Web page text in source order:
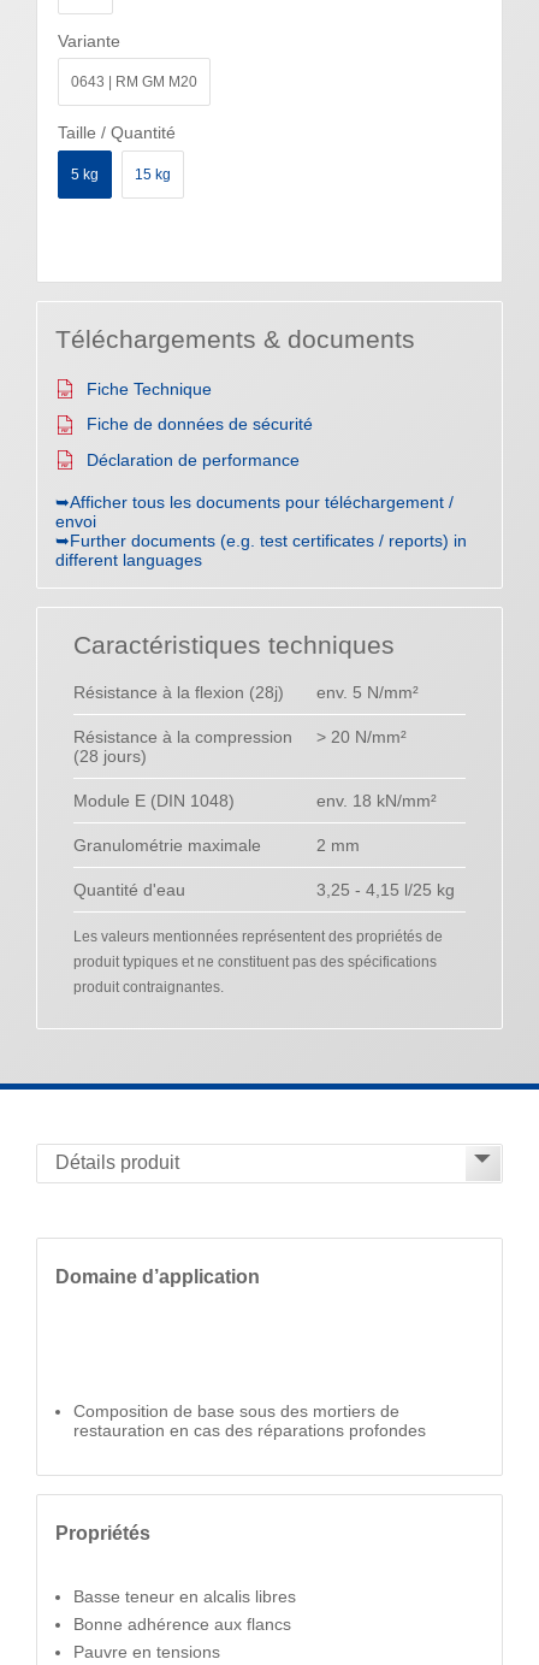
Variante
0643 | RM GM M20
Taille / Quantité
5 kg 15 kg
Téléchargements & documents
Fiche Technique
Fiche de données de sécurité
Déclaration de performance
➥Afficher tous les documents pour téléchargement /
envoi
➥Further documents (e.g. test certificates / reports) in
different languages
Caractéristiques techniques
Résistance à la flexion (28j) env. 5 N/mm²
Résistance à la compression
(28 jours)
> 20 N/mm²
Module E (DIN 1048) env. 18 kN/mm²
Granulométrie maximale 2 mm
Quantité d'eau 3,25 - 4,15 l/25 kg
Les valeurs mentionnées représentent des propriétés de
produit typiques et ne constituent pas des spécifications
produit contraignantes.
Domaine d’application
Composition de base sous des mortiers de
restauration en cas des réparations profondes
Propriétés
Basse teneur en alcalis libres
Bonne adhérence aux flancs
Pauvre en tensions